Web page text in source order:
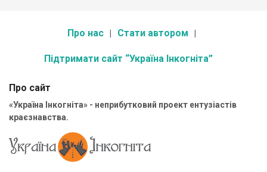
Про нас Стати автором
Підтримати сайт “Україна Інкогніта”
Про сайт
«Україна Інкогніта» - неприбутковий проект ентузіастів
краєзнавства.